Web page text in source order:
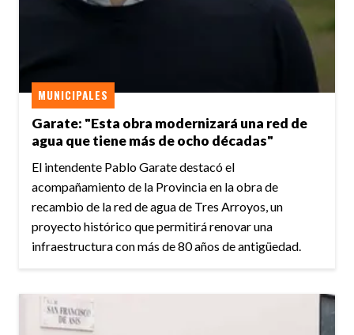
Garate: "Esta obra modernizará una red de
agua que tiene más de ocho décadas"
MUNICIPALES
El intendente Pablo Garate destacó el
acompañamiento de la Provincia en la obra de
recambio de la red de agua de Tres Arroyos, un
proyecto histórico que permitirá renovar una
infraestructura con más de 80 años de antigüedad.